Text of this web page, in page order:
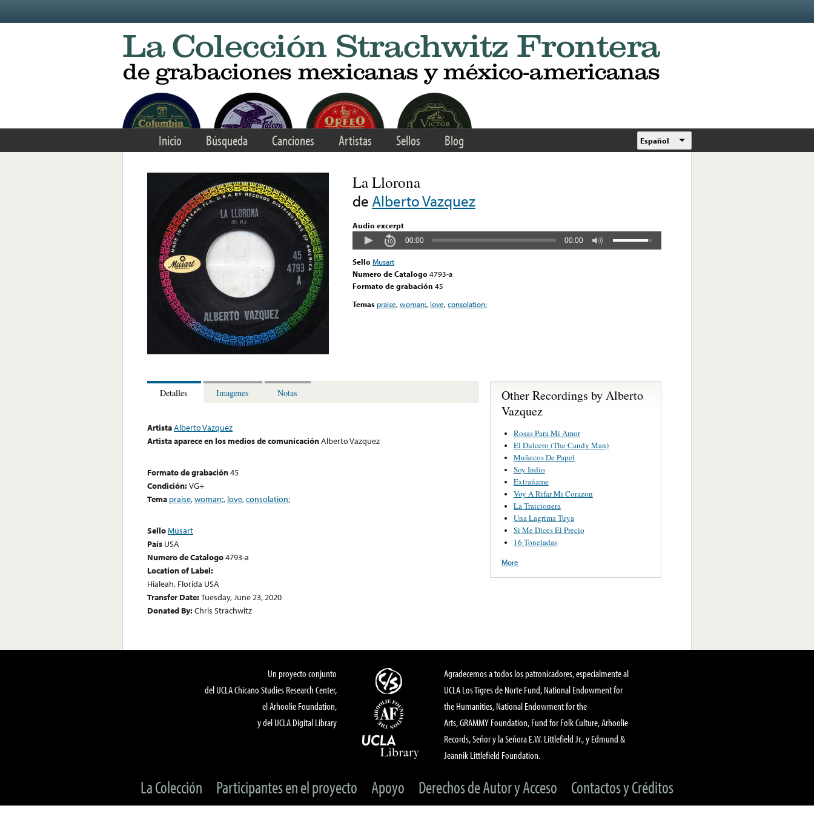
Inicio Búsqueda Canciones Artistas Sellos Blog Español
La Llorona
de Alberto Vazquez
Audio excerpt
00:00 00:00
Sello Musart
Numero de Catalogo 4793-a
Formato de grabación 45
Temas praise,woman;, love,consolation;
Detalles Imagenes Notas
ArtistaAlberto Vazquez
Artista aparece en los medios de comunicaciónAlberto Vazquez
Formato de grabación45
Condición:VG+
Tema praise,woman;, love,consolation;
SelloMusart
País USA
Numero de Catalogo4793-a
Location of Label:
Hialeah, Florida USA
Transfer Date:Tuesday, June 23, 2020
Donated By:Chris Strachwitz
Other Recordings by Alberto
Vazquez
Rosas Para Mi Amor
El Dulcero (The Candy Man)
Muñecos De Papel
Soy Indio
Extrañame
Voy A Rifar Mi Corazon
La Traicionera
Una Lagrima Tuya
Si Me Dices El Precio
16 Toneladas
More
Un proyecto conjunto
del UCLA Chicano Studies Research Center,
el Arhoolie Foundation,
y del UCLA Digital Library
Agradecemos a todos los patronicadores, especialmente al
UCLA Los Tigres de Norte Fund, National Endowment for
the Humanities, National Endowment for the
Arts, GRAMMY Foundation, Fund for Folk Culture, Arhoolie
Records, Señor y la Señora E.W. Littlefield Jr., y Edmund &
Jeannik Littlefield Foundation.
La Colección Participantes en el proyecto Apoyo Derechos de Autor y Acceso Contactos y Créditos